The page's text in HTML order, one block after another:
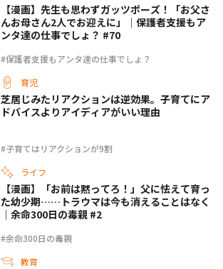
#保護者支援もアンタ達の仕事でしょ？
【漫画】先生も思わずガッツポーズ！「お父さ
んお母さん2人でお迎えに」｜保護者支援もア
ンタ達の仕事でしょ？ #70
育児
#子育てはリアクションが9割
芝居じみたリアクションは逆効果。子育てにア
ドバイスよりアイディアがいい理由
ライフ
#余命300日の毒親
【漫画】「お前は黙ってろ！」父に怯えて育っ
た幼少期……トラウマは今も消えることはなく
｜余命300日の毒親 #2
教育